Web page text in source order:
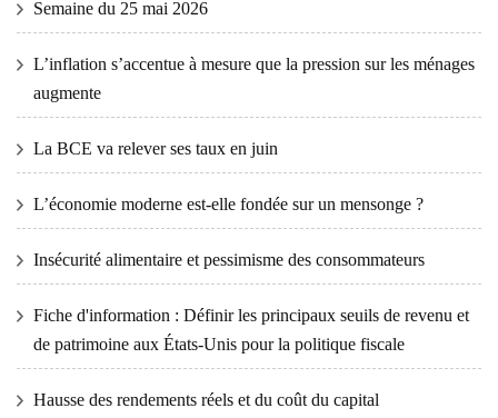
Semaine du 25 mai 2026
L’inflation s’accentue à mesure que la pression sur les ménages
augmente
La BCE va relever ses taux en juin
L’économie moderne est-elle fondée sur un mensonge ?
Insécurité alimentaire et pessimisme des consommateurs
Fiche d'information : Définir les principaux seuils de revenu et
de patrimoine aux États-Unis pour la politique fiscale
Hausse des rendements réels et du coût du capital